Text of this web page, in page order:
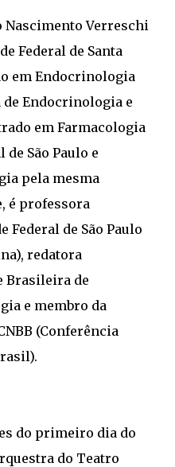
Nascimento Verreschi
Federal de Santa
em Endocrinologia
Endocrinologia e
em Farmacologia
São Paulo e
pela mesma
é professora
Federal de São Paulo
redatora
Brasileira de
e membro da
(Conferência
do primeiro dia do
do Teatro